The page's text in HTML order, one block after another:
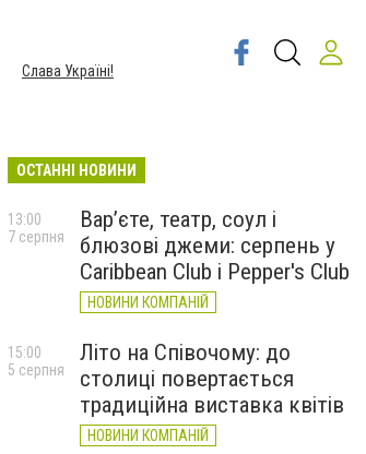
Слава Україні!
ОСТАННІ НОВИНИ
Вар’єте, театр, соул і
блюзові джеми: серпень у
Caribbean Club і Pepper's Club
НОВИНИ КОМПАНІЙ
13:00
7 серпня
Літо на Співочому: до
столиці повертається
традиційна виставка квітів
НОВИНИ КОМПАНІЙ
15:00
5 серпня